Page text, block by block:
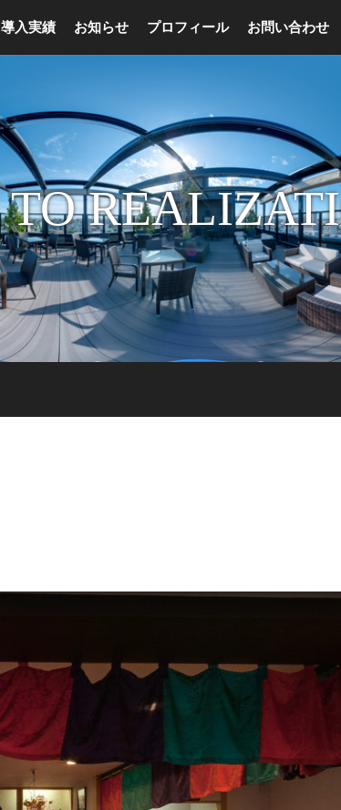
導入実績 お知らせ プロフィール お問い合わせ